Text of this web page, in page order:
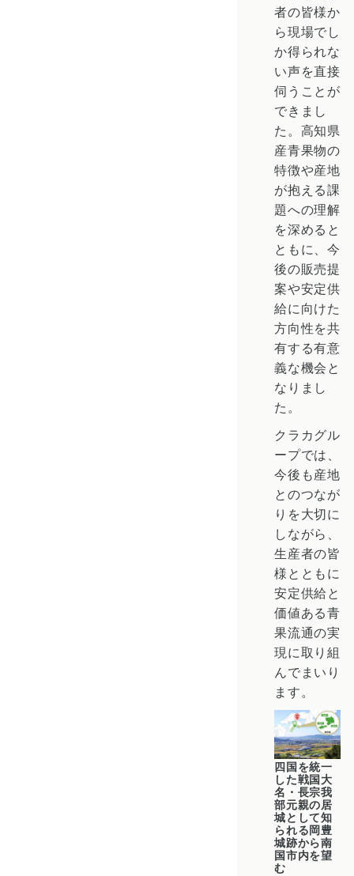
者の皆様か
ら現場でし
か得られな
い声を直接
伺うことが
できまし
た。高知県
産青果物の
特徴や産地
が抱える課
題への理解
を深めると
ともに、今
後の販売提
案や安定供
給に向けた
方向性を共
有する有意
義な機会と
なりまし
た。
クラカグル
ープでは、
今後も産地
とのつなが
りを大切に
しながら、
生産者の皆
様とともに
安定供給と
価値ある青
果流通の実
現に取り組
んでまいり
ます。
四国を統一
した戦国大
名・長宗我
部元親の居
城として知
られる岡豊
城跡から南
国市内を望
む